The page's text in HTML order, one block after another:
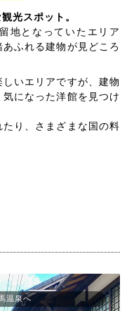
光スポット。
地となっていたエリア
ふれる建物が見どころ
いエリアですが、建物
になった洋館を見つけ
り、さまざまな国の料
温泉へ